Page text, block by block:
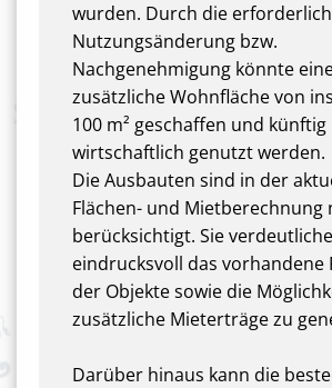
wurden. Durch die
Nutzungsänderung bzw.
Nachgenehmigung könnte
zusätzliche Wohnfläche von
100 m² geschaffen und künftig
wirtschaftlich genutzt werden.
Die Ausbauten sind in der
Flächen- und Mietberechnung
berücksichtigt. Sie
eindrucksvoll das vorhandene
der Objekte sowie die
zusätzliche Mieterträge zu
Darüber hinaus kann die